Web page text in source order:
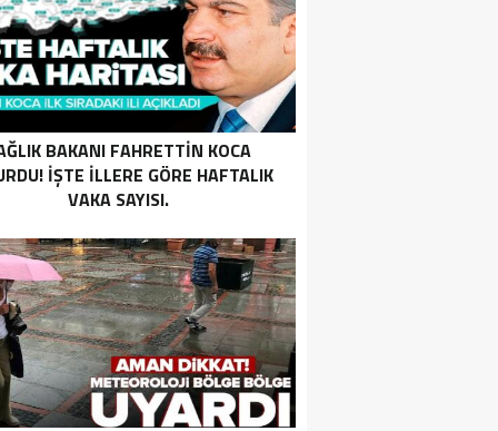
BAKANI FAHRETTIN KOCA
İŞTE ILLERE GÖRE HAFTALIK
VAKA SAYISI.